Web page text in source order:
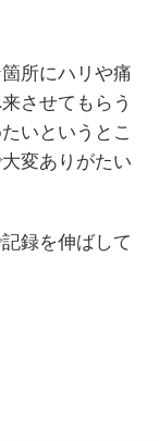
所にハリや痛
させてもらう
いというとこ
変ありがたい
録を伸ばして